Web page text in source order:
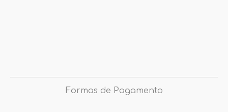
Formas de Pagamento